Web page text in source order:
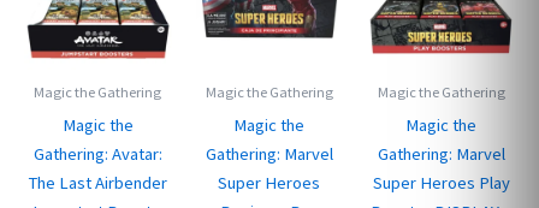
Magic the Gathering
Magic the
Gathering: Avatar:
The Last Airbender
Magic the Gathering
Magic the
Gathering: Marvel
Super Heroes
Magic the Gathering
Magic the
Gathering: Marvel
Super Heroes Play